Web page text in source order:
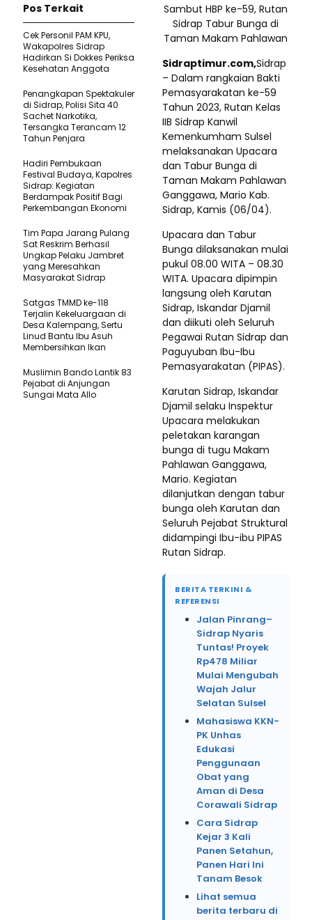
Sambut HBP ke-59, Rutan
Sidrap Tabur Bunga di
Taman Makam Pahlawan
Sidraptimur.com,Sidrap
– Dalam rangkaian Bakti
Pemasyarakatan ke-59
Tahun 2023, Rutan Kelas
IIB Sidrap Kanwil
Kemenkumham Sulsel
melaksanakan Upacara
dan Tabur Bunga di
Taman Makam Pahlawan
Ganggawa, Mario Kab.
Sidrap, Kamis (06/04).
Upacara dan Tabur
Bunga dilaksanakan mulai
pukul 08.00 WITA – 08.30
WITA. Upacara dipimpin
langsung oleh Karutan
Sidrap, Iskandar Djamil
dan diikuti oleh Seluruh
Pegawai Rutan Sidrap dan
Paguyuban Ibu-Ibu
Pemasyarakatan (PIPAS).
Karutan Sidrap, Iskandar
Djamil selaku Inspektur
Upacara melakukan
peletakan karangan
bunga di tugu Makam
Pahlawan Ganggawa,
Mario. Kegiatan
dilanjutkan dengan tabur
bunga oleh Karutan dan
Seluruh Pejabat Struktural
didampingi Ibu-ibu PIPAS
Rutan Sidrap.
BERITA TERKINI &
REFERENSI
Jalan Pinrang–
Sidrap Nyaris
Tuntas! Proyek
Rp478 Miliar
Mulai Mengubah
Wajah Jalur
Selatan Sulsel
Mahasiswa KKN-
PK Unhas
Edukasi
Penggunaan
Obat yang
Aman di Desa
Corawali Sidrap
Cara Sidrap
Kejar 3 Kali
Panen Setahun,
Panen Hari Ini
Tanam Besok
Lihat semua
berita terbaru di
Pos Terkait
Cek Personil PAM KPU,
Wakapolres Sidrap
Hadirkan Si Dokkes Periksa
Kesehatan Anggota
Penangkapan Spektakuler
di Sidrap, Polisi Sita 40
Sachet Narkotika,
Tersangka Terancam 12
Tahun Penjara
Hadiri Pembukaan
Festival Budaya, Kapolres
Sidrap: Kegiatan
Berdampak Positif Bagi
Perkembangan Ekonomi
Tim Papa Jarang Pulang
Sat Reskrim Berhasil
Ungkap Pelaku Jambret
yang Meresahkan
Masyarakat Sidrap
Satgas TMMD ke-118
Terjalin Kekeluargaan di
Desa Kalempang, Sertu
Linud Bantu Ibu Asuh
Membersihkan Ikan
Muslimin Bando Lantik 83
Pejabat di Anjungan
Sungai Mata Allo